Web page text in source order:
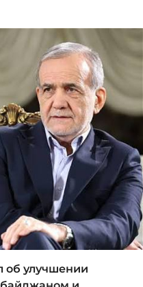
об улучшении